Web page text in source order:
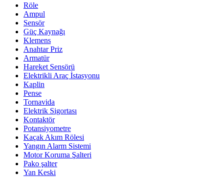
Röle
Ampul
Sensör
Güç Kaynağı
Klemens
Anahtar Priz
Armatür
Hareket Sensörü
Elektrikli Araç İstasyonu
Kaplin
Pense
Tornavida
Elektrik Sigortası
Kontaktör
Potansiyometre
Kaçak Akım Rölesi
Yangın Alarm Sistemi
Motor Koruma Şalteri
Pako şalter
Yan Keski